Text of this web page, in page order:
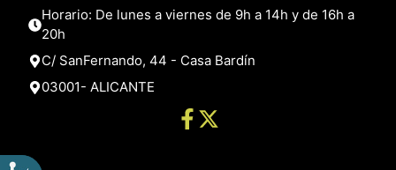
Horario: De lunes a viernes de 9h a 14h y de 16h a
20h
C/ SanFernando, 44 - Casa Bardín
03001- ALICANTE